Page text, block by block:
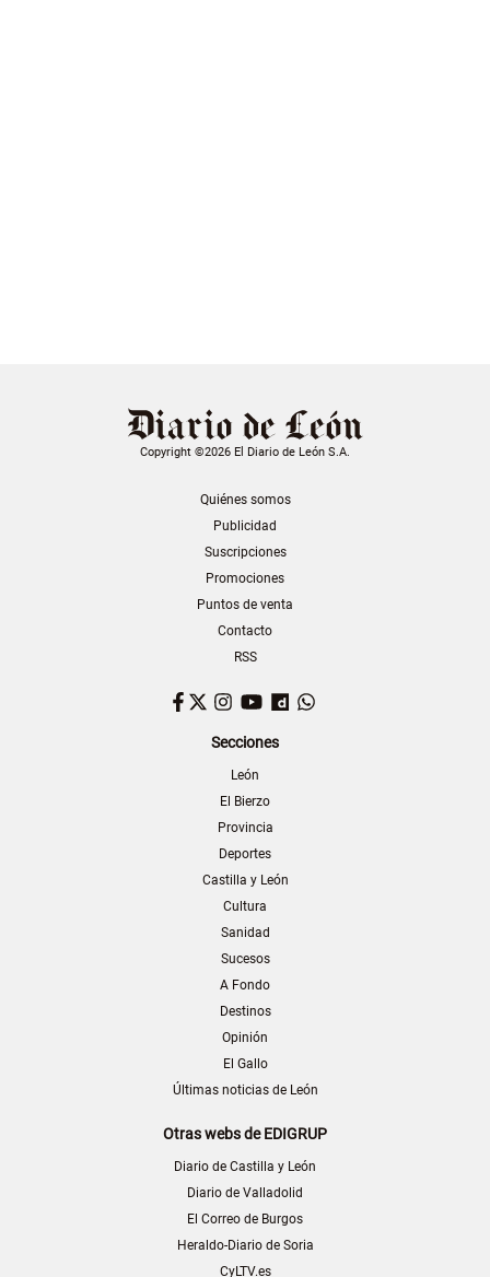
Copyright ©2026 El Diario de León S.A.
Quiénes somos
Publicidad
Suscripciones
Promociones
Puntos de venta
Contacto
RSS
Facebook
TwitterInstagram
YouTubeDailymotion
Secciones
León
El Bierzo
Provincia
Deportes
Castilla y León
Cultura
Sanidad
Sucesos
A Fondo
Destinos
Opinión
El Gallo
Últimas noticias de León
Otras webs de EDIGRUP
Diario de Castilla y León
Diario de Valladolid
El Correo de Burgos
Heraldo-Diario de Soria
CyLTV.es